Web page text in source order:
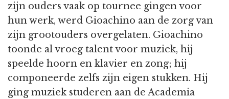
zijn ouders vaak op tournee gingen voor
hun werk, werd Gioachino aan de zorg van
zijn grootouders overgelaten. Gioachino
toonde al vroeg talent voor muziek, hij
speelde hoorn en klavier en zong; hij
componeerde zelfs zijn eigen stukken. Hij
ging muziek studeren aan de Academia